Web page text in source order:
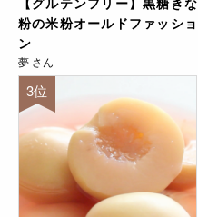
粉の米粉オールドファッショ
ン
夢 さん
3位